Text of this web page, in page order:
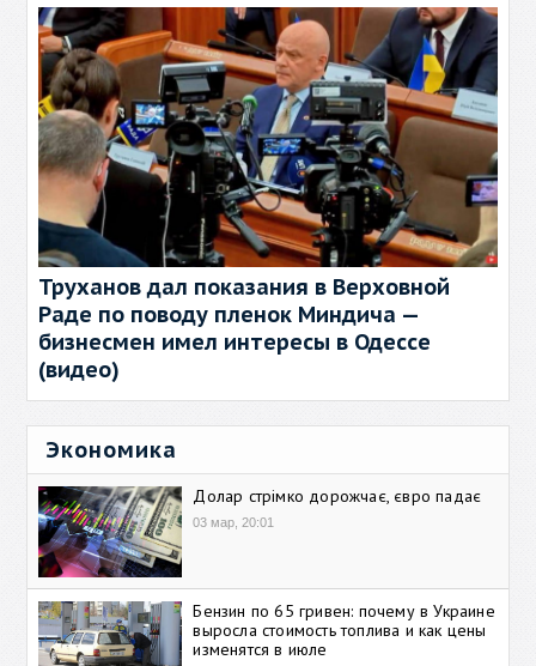
Труханов дал показания в Верховной
Раде по поводу пленок Миндича —
бизнесмен имел интересы в Одессе
(видео)
Экономика
Долар стрімко дорожчає, євро падає
03 мар, 20:01
Бензин по 65 гривен: почему в Украине
выросла стоимость топлива и как цены
изменятся в июле